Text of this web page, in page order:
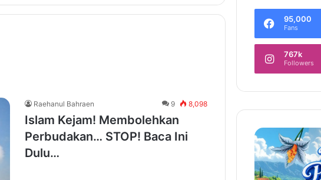
Raehanul Bahraen 9 8,098
Islam Kejam! Membolehkan
Perbudakan… STOP! Baca Ini
Dulu…
95,000
Fans
767k
Followers